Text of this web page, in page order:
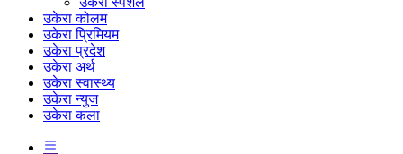
उकेरा कोलम
उकेरा प्रिमियम
उकेरा प्रदेश
उकेरा अर्थ
उकेरा स्वास्थ्य
उकेरा न्युज
उकेरा कला